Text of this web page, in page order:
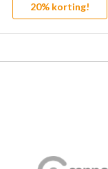
20% korting!